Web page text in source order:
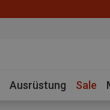
Ausrüstung Sale